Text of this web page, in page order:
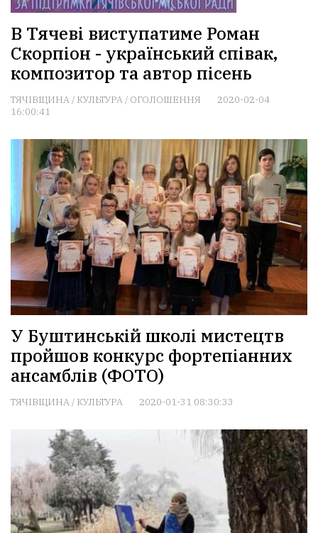
В Тячеві виступатиме Роман
Скорпіон - український співак,
композитор та автор пісень
ТЯЧІВЩИНА/ КУЛЬТУРА/ ОГОЛОШЕННЯ
2020-02-04
16:00:41
У Буштинcькій школі мистецтв
пройшов конкурс фортепіанних
ансамблів (ФОТО)
ТЯЧІВЩИНА/ КУЛЬТУРА 2020-01-31 08:30:33